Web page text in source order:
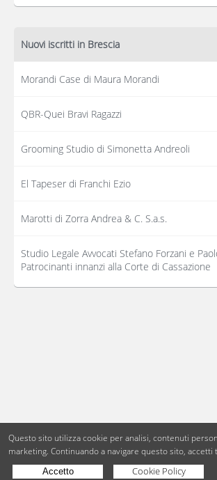
Nuovi iscritti in Brescia
Morandi Case di Maura Morandi
QBR-Quei Bravi Ragazzi
Grooming Studio di Simonetta Andreoli
El Tapeser di Franchi Ezio
Marotti di Zorra Andrea & C. S.a.s.
Studio Legale Avvocati Stefano Forzani e
Patrocinanti innanzi alla Corte di Cassazione
Questo sito utilizza cookie per analisi, contenuti
marketing. Continuando a navigare questo sito, accetti
Accetto Cookie Policy